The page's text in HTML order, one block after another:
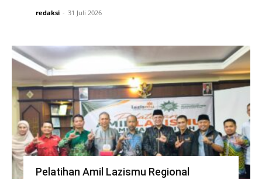
redaksi - 31 Juli 2026
Pelatihan Amil Lazismu Regional